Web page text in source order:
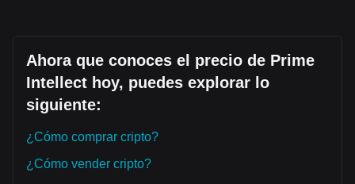
Inversores a Largo Plazo
• Mientras el mercado se mantenga por encima de$6.80, es
probable que la tendencia a mediano y largo plazo
mantenga una estructura alcista respaldada por el
crecimiento fundamental del proyecto en el espacio de la IA.
Resumen de Tendencias
Desde una perspectiva a corto plazo, Prime Intellect ha
Ahora que conoces el precio de Prime
Intellect hoy, puedes explorar lo
siguiente:
¿Cómo comprar cripto?
¿Cómo vender cripto?